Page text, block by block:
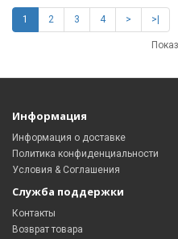
1 2 3 4 > >|
Информация
Информация о доставке
Политика конфиденциальности
Условия & Соглашения
Служба поддержки
Контакты
Возврат товара